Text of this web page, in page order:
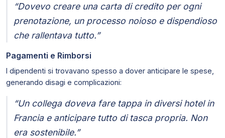
“Dovevo creare una carta di credito per ogni
prenotazione, un processo noioso e dispendioso
che rallentava tutto.”
Pagamenti e Rimborsi
I dipendenti si trovavano spesso a dover anticipare le spese,
generando disagi e complicazioni:
“Un collega doveva fare tappa in diversi hotel in
Francia e anticipare tutto di tasca propria. Non
era sostenibile.”